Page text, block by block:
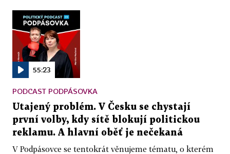
55:23
PODCAST PODPÁSOVKA
Utajený problém. V Česku se chystají
první volby, kdy sítě blokují politickou
reklamu. A hlavní oběť je nečekaná
V Podpásovce se tentokrát věnujeme tématu, o kterém